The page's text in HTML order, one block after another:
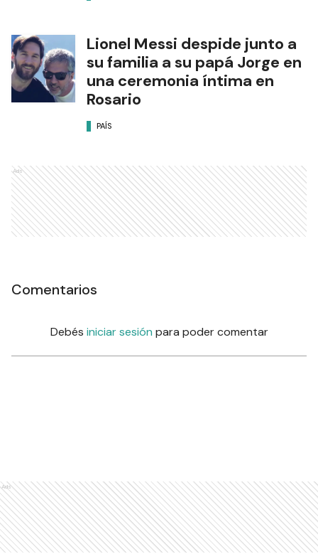
Lionel Messi despide junto a
su familia a su papá Jorge en
una ceremonia íntima en
Rosario
PAÍS
Ads
Comentarios
Debés iniciar sesión para poder comentar
Ads